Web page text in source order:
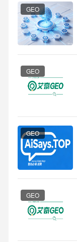
GEO
GEO
GEO
GEO